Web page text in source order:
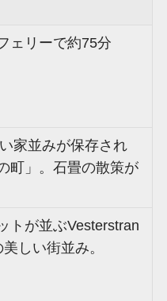
ェリーで約75分
家並みが保存され
町」。石畳の散策が
トが並ぶVesterstran
しい街並み。